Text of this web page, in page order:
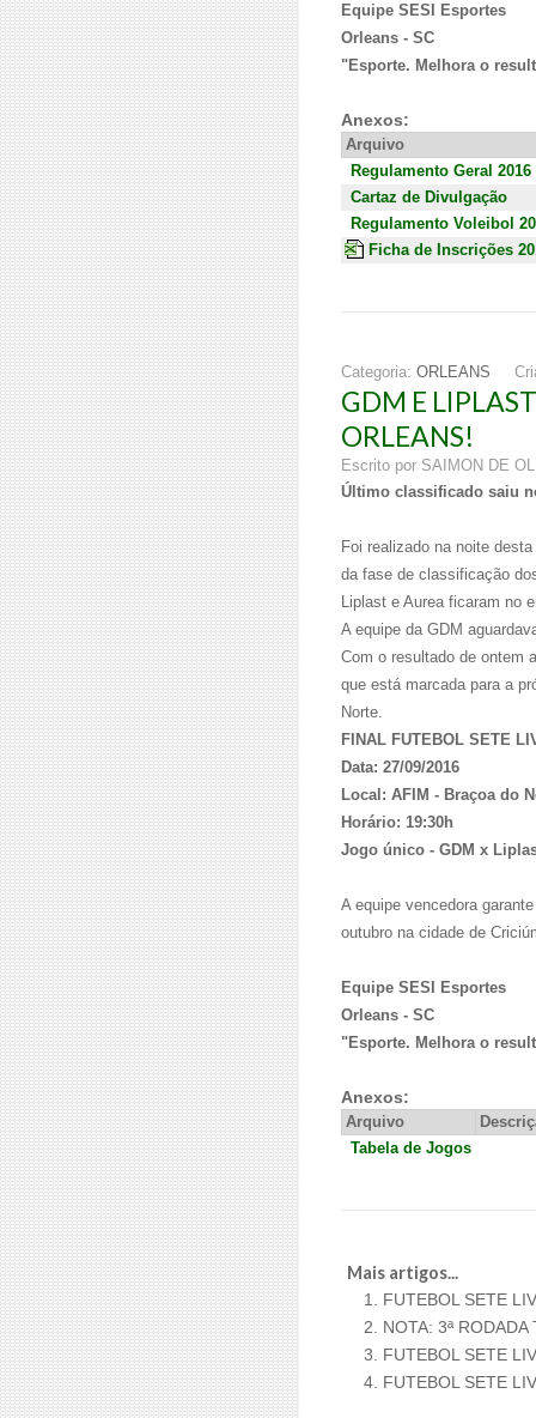
Equipe SESI Esportes
Orleans - SC
"Esporte. Melhora o
Anexos:
Arquivo
Regulamento Geral 2016
Cartaz de Divulgação
Regulamento Voleibol
Ficha de Inscrições
Categoria: ORLEANS
GDM E
ORLEANS!
Escrito por SAIMON DE
Último classificado saiu
Foi realizado na noite
da fase de classificação
Liplast e Aurea ficaram no
A equipe da GDM
Com o resultado de ontem
que está marcada para a
Norte.
FINAL FUTEBOL SETE
Data: 27/09/2016
Local: AFIM - Braçoa do
Horário: 19:30h
Jogo único - GDM x
A equipe vencedora
outubro na cidade de
Equipe SESI Esportes
Orleans - SC
"Esporte. Melhora o
Anexos:
Arquivo
Tabela de Jogos
Mais artigos...
FUTEBOL SETE
NOTA: 3ª
FUTEBOL SETE
FUTEBOL SETE